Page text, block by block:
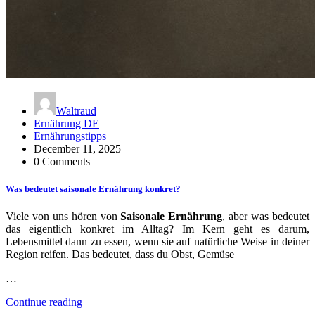
Waltraud
Ernährung DE
Ernährungstipps
December 11, 2025
0 Comments
Was bedeutet saisonale Ernährung konkret?
Viele von uns hören vonSaisonale Ernährung, aber was bedeutet
das eigentlich konkret im Alltag? Im Kern geht es darum,
Lebensmittel dann zu essen, wenn sie auf natürliche Weise in deiner
Region reifen. Das bedeutet, dass du Obst, Gemüse
…
Continue reading